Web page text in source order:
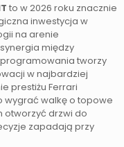
to w 2026 roku znacznie
inwestycja w
na arenie
między
tworzy
w najbardziej
prestiżu Ferrari
wygrać walkę o topowe
otworzyć drzwi do
zapadają przy